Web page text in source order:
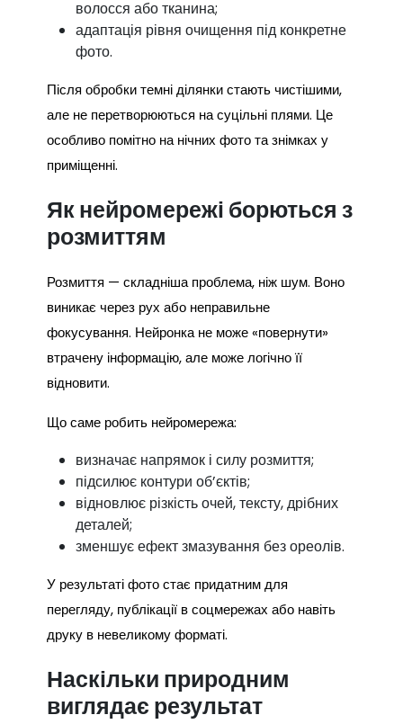
волосся або тканина;
адаптація рівня очищення під конкретне
фото.
Після обробки темні ділянки стають чистішими,
але не перетворюються на суцільні плями. Це
особливо помітно на нічних фото та знімках у
приміщенні.
Як нейромережі борються з
розмиттям
Розмиття — складніша проблема, ніж шум. Воно
виникає через рух або неправильне
фокусування. Нейронка не може «повернути»
втрачену інформацію, але може логічно її
відновити.
Що саме робить нейромережа:
визначає напрямок і силу розмиття;
підсилює контури об’єктів;
відновлює різкість очей, тексту, дрібних
деталей;
зменшує ефект змазування без ореолів.
У результаті фото стає придатним для
перегляду, публікації в соцмережах або навіть
друку в невеликому форматі.
Наскільки природним
виглядає результат